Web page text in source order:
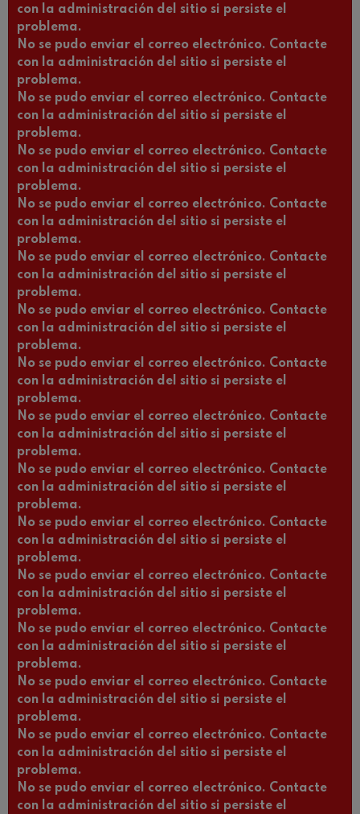
con la administración del sitio si persiste el
problema.
No se pudo enviar el correo electrónico. Contacte
con la administración del sitio si persiste el
problema.
No se pudo enviar el correo electrónico. Contacte
con la administración del sitio si persiste el
problema.
No se pudo enviar el correo electrónico. Contacte
con la administración del sitio si persiste el
problema.
No se pudo enviar el correo electrónico. Contacte
con la administración del sitio si persiste el
problema.
No se pudo enviar el correo electrónico. Contacte
con la administración del sitio si persiste el
problema.
No se pudo enviar el correo electrónico. Contacte
con la administración del sitio si persiste el
problema.
No se pudo enviar el correo electrónico. Contacte
con la administración del sitio si persiste el
problema.
No se pudo enviar el correo electrónico. Contacte
con la administración del sitio si persiste el
problema.
No se pudo enviar el correo electrónico. Contacte
con la administración del sitio si persiste el
problema.
No se pudo enviar el correo electrónico. Contacte
con la administración del sitio si persiste el
problema.
No se pudo enviar el correo electrónico. Contacte
con la administración del sitio si persiste el
problema.
No se pudo enviar el correo electrónico. Contacte
con la administración del sitio si persiste el
problema.
No se pudo enviar el correo electrónico. Contacte
con la administración del sitio si persiste el
problema.
No se pudo enviar el correo electrónico. Contacte
con la administración del sitio si persiste el
problema.
No se pudo enviar el correo electrónico. Contacte
con la administración del sitio si persiste el